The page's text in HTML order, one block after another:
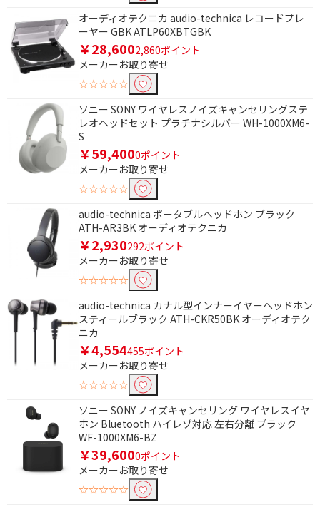
オーディオテクニカ audio-technica レコードプレ
ーヤー GBK ATLP60XBTGBK
￥28,6002,860ポイント
メーカーお取り寄せ
☆☆☆☆☆
ソニー SONY ワイヤレスノイズキャンセリングステ
レオヘッドセット プラチナシルバー WH-1000XM6-
S
￥59,4000ポイント
メーカーお取り寄せ
☆☆☆☆☆
audio-technica ポータブルヘッドホン ブラック
ATH-AR3BK オーディオテクニカ
￥2,930292ポイント
メーカーお取り寄せ
☆☆☆☆☆
audio-technica カナル型インナーイヤーヘッドホン
スティールブラック ATH-CKR50BK オーディオテク
ニカ
￥4,554455ポイント
メーカーお取り寄せ
☆☆☆☆☆
ソニー SONY ノイズキャンセリング ワイヤレスイヤ
ホン Bluetooth ハイレゾ対応 左右分離 ブラック
WF-1000XM6-BZ
￥39,6000ポイント
メーカーお取り寄せ
☆☆☆☆☆
Eolia（エオリア） risora（リソラ）
電源で絞り込む
バスパワー
電池
AC電源
便利&快適機能で絞り込む
ふろ水ポンプ
高さで絞り込む
1400～1600mm未満
ドア数で絞り込む
電源方式で絞り込む
コード式
USB電源
形状で絞り込む
HDMI⇔MicroUSB
防水で絞り込む